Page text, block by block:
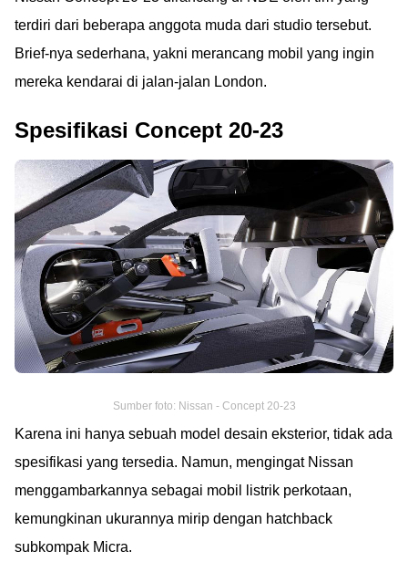
terdiri dari beberapa anggota muda dari studio tersebut.
Brief-nya sederhana, yakni merancang mobil yang ingin
mereka kendarai di jalan-jalan London.
Spesifikasi Concept 20-23
Sumber foto: Nissan - Concept 20-23
Karena ini hanya sebuah model desain eksterior, tidak ada
spesifikasi yang tersedia. Namun, mengingat Nissan
menggambarkannya sebagai mobil listrik perkotaan,
kemungkinan ukurannya mirip dengan hatchback
subkompak Micra.